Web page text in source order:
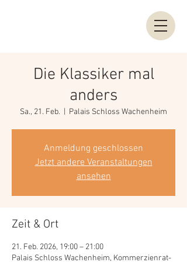
Die Klassiker mal
anders
Sa., 21. Feb. Palais Schloss Wachenheim
Anmeldung geschlossen
Jetzt andere Veranstaltungen
ansehen
Zeit & Ort
21. Feb. 2026, 19:00 – 21:00
Palais Schloss Wachenheim, Kommerzienrat-